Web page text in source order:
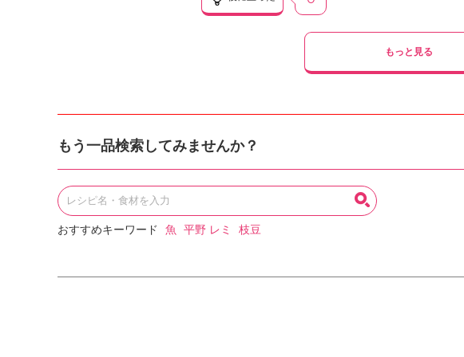
もっと見る
もう一品検索してみませんか？
おすすめキーワード 魚 平野 レミ 枝豆